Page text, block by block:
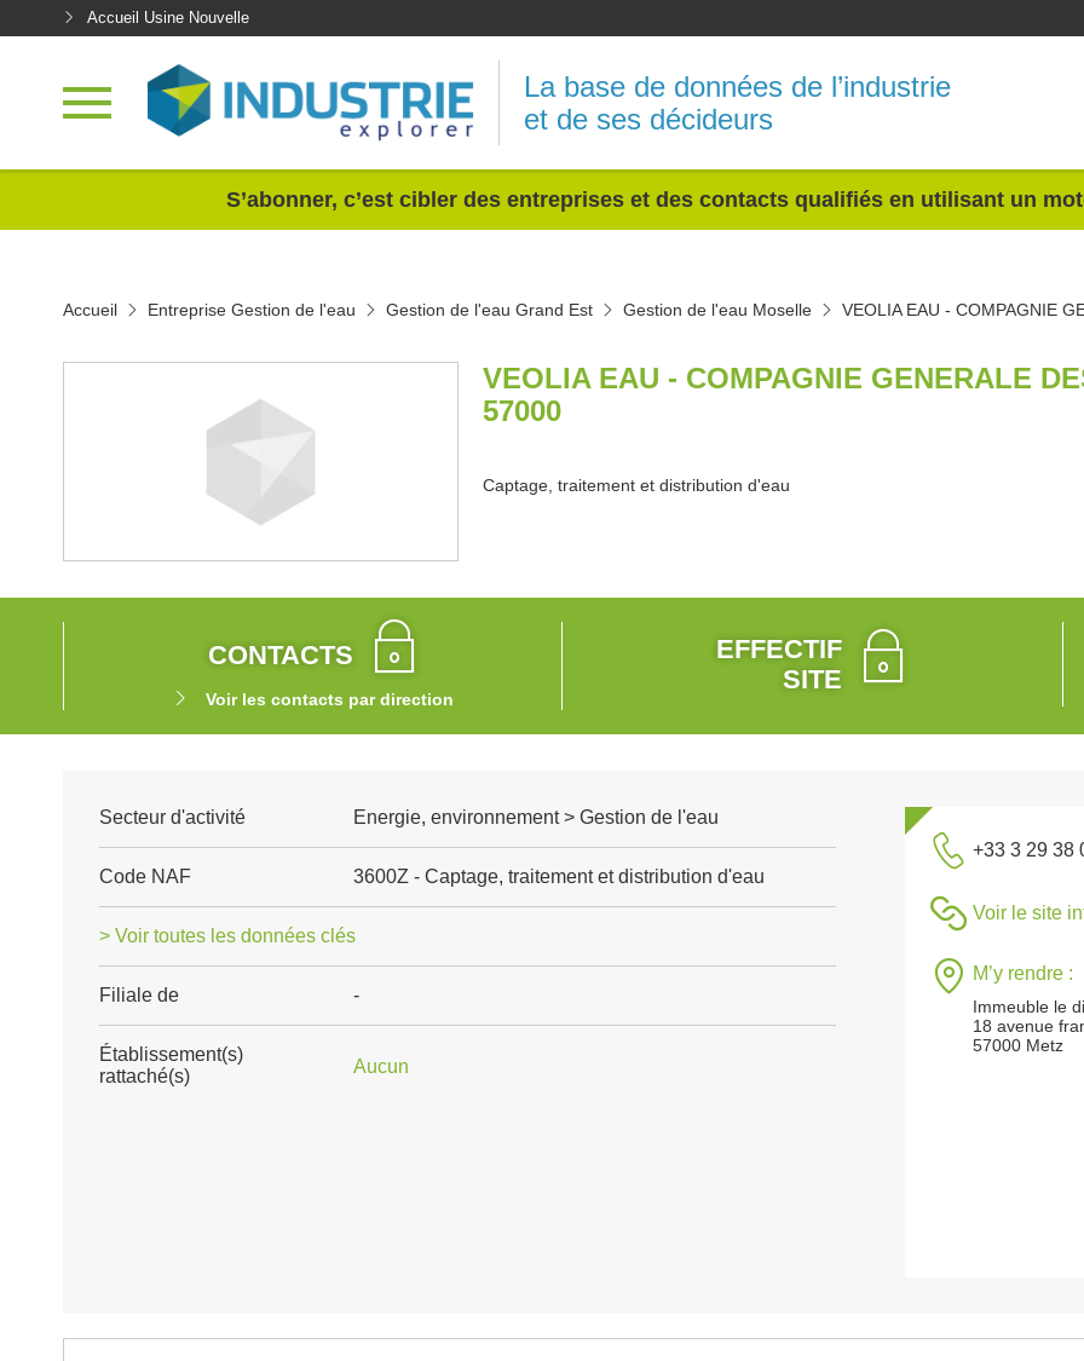
Accueil Usine Nouvelle
La base de données de l’industrie
et de ses décideurs
S’abonner, c’est cibler des entreprises et des contacts qualifiés en utilisant un
Accueil Entreprise Gestion de l'eau Gestion de l'eau Grand Est Gestion de l'eau Moselle VEOLIA EAU - COMPAGNIE
VEOLIA EAU - COMPAGNIE GENERALE
57000
Captage, traitement et distribution d'eau
CONTACTS
Voir les contacts par direction
EFFECTIF
SITE
Secteur d'activité Energie, environnement > Gestion de l'eau
Code NAF 3600Z - Captage, traitement et distribution d'eau
> Voir toutes les données clés
Filiale de -
Établissement(s)
rattaché(s)
Aucun
+33 3 29 38
Voir le site
M’y rendre :
Immeuble le
18 avenue
57000 Metz